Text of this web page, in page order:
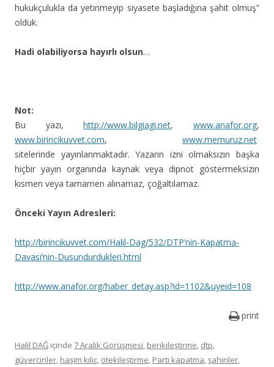
hukukçulukla da yetinmeyip siyasete başladığına şahit olmuş”
olduk.
Hadi olabiliyorsa hayırlı olsun…
Not:
Bu yazı,http://www.bilgiagi.net,www.anafor.org,
www.birincikuvvet.com, www.memuruz.net
sitelerinde yayınlanmaktadır. Yazarın izni olmaksızın başka
hiçbir yayın organında kaynak veya dipnot göstermeksizin
kısmen veya tamamen alınamaz, çoğaltılamaz.
Önceki Yayın Adresleri:
http://birincikuvvet.com/Halil-Dag/532/DTP’nin-Kapatma-
Davasi’nin-Dusundurdukleri.html
http://www.anafor.org/haber_detay.asp?id=1102&uyeid=108
print
Halil DAĞ içinde 7 Aralık Görüşmesi, berikileştirme, dtp,
güvercinler, haşim kılıç, ötekileştirme, Parti kapatma,şahinler,